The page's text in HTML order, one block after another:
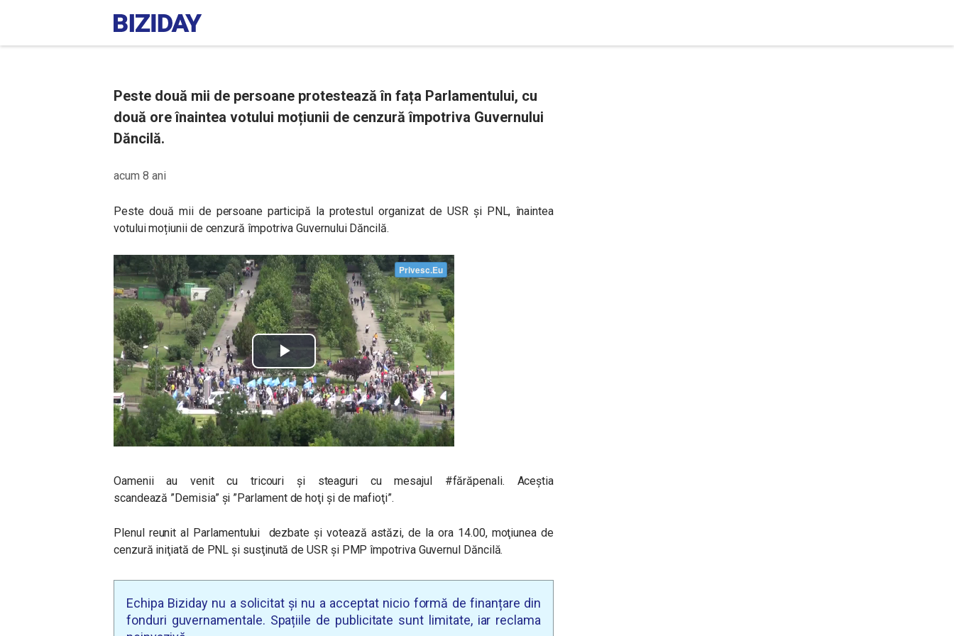
Peste două mii de persoane protestează în fața Parlamentului, cu
două ore înaintea votului moțiunii de cenzură împotriva Guvernului
Dăncilă.
acum 8 ani
Peste două mii de persoane participă la protestul organizat de USR și PNL, înaintea
votului moțiunii de cenzură împotriva Guvernului Dăncilă.
Oamenii au venit cu tricouri și steaguri cu mesajul #fărăpenali. Aceștia
scandează ”Demisia” şi ”Parlament de hoţi şi de mafioţi”.
Plenul reunit al Parlamentului dezbate şi votează astăzi, de la ora 14.00, moţiunea de
cenzură iniţiată de PNL şi susţinută de USR şi PMP împotriva Guvernul Dăncilă.
Echipa Biziday nu a solicitat și nu a acceptat nicio formă de finanțare din
fonduri guvernamentale. Spațiile de publicitate sunt limitate, iar reclama